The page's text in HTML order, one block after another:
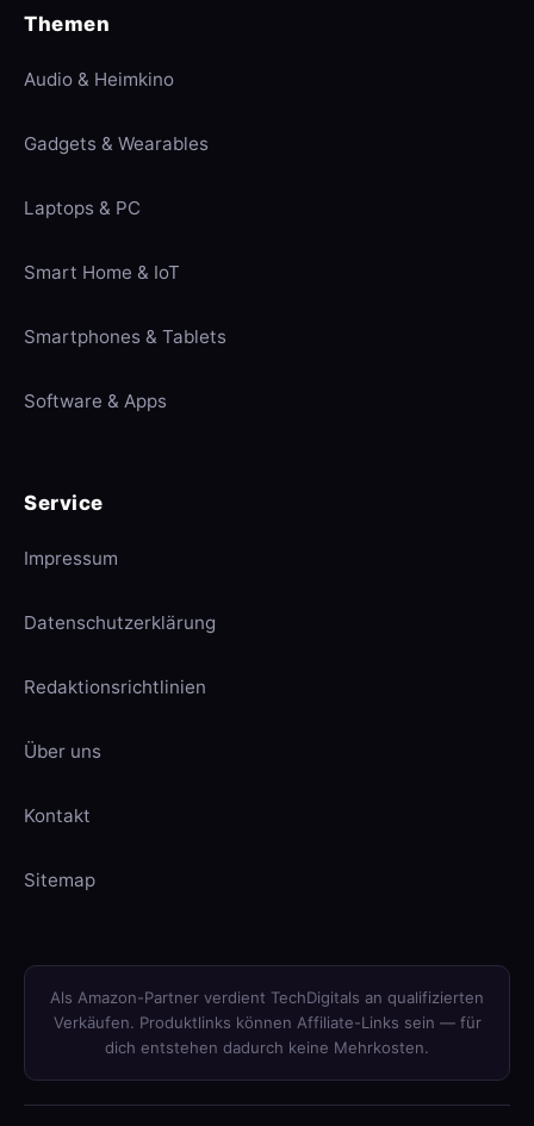
Themen
Audio & Heimkino
Gadgets & Wearables
Laptops & PC
Smart Home & IoT
Smartphones & Tablets
Software & Apps
Service
Impressum
Datenschutzerklärung
Redaktionsrichtlinien
Über uns
Kontakt
Sitemap
Als Amazon-Partner verdient TechDigitals an qualifizierten
Verkäufen. Produktlinks können Affiliate-Links sein — für
dich entstehen dadurch keine Mehrkosten.